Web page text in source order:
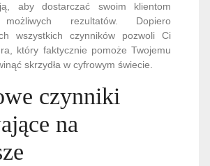
aby dostarczać swoim klientom
możliwych rezultatów. Dopiero
wszystkich czynników pozwoli Ci
który faktycznie pomoże Twojemu
skrzydła w cyfrowym świecie.
czynniki
na